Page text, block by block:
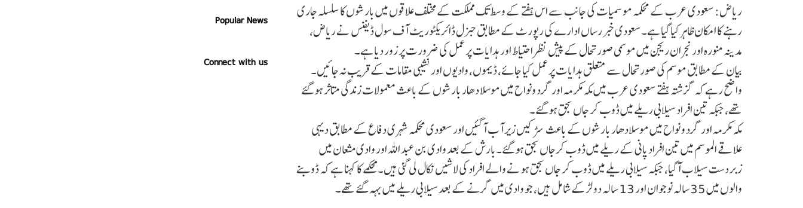
ریاض: سعودی عرب کے محکمہ موسمیات کی جانب سے اس ہفتے کے وسط تک مملکت کے مختلف علاقوں میں بارشوں کا سلسلہ جاری
رہنے کا امکان ظاہر کیا گیا ہے۔سعودی خبر رساں ادارے کی رپورٹ کے مطابق جنرل ڈائریکٹوریٹ آف سول ڈیفنس نے ریاض،
مدینہ منورہ اور نجران ریجن میں موسمی صورتحال کے پیش نظر احتیاط اور ہدایات پر عمل کی ضرورت پر زور دیا ہے۔
بیان کے مطابق موسم کی صورتحال سے متعلق ہدایات پر عمل کیا جائے، ڈیموں، وادیوں اور نشیبی مقامات کے قریب نہ جائیں۔
واضح رہے کہ گزشتہ ہفتے سعودی عرب میں مکہ مکرمہ اور گرد ونواح میں موسلا دھار بارشوں کے باعث معمولات زندگی متاثر ہوگئے
تھے، جبکہ تین افراد سیلابی ریلے میں ڈوب کر جاں بحق ہوگئے۔
مکہ مکرمہ اور گرد و نواح میں موسلادھار بارشوں کے باعث سڑکیں زیر آب آگئیں اور سعودی محکمہ شہری دفاع کے مطابق دیہی
علاقے الموسم میں تین افراد پانی کے ریلے میں ڈوب کرجاں بحق ہوگئے۔بارش کے بعد وادی بن عبد اللہ اور وادی مثعان میں
زبردست سیلاب آگیا، جبکہ سیلابی ریلے میں ڈوب کر جاں بحق ہونے والے افراد کی لاشیں نکال لی گئی ہیں۔ محکمے کا کہنا ہے کہ ڈوبنے
والوں میں 35 سالہ نوجوان اور 13 سالہ دو لڑکے شامل ہیں، جو وادی میں گرنے کے بعد سیلابی ریلے میں بہہ گئے تھے۔
Popular News
Connect with us